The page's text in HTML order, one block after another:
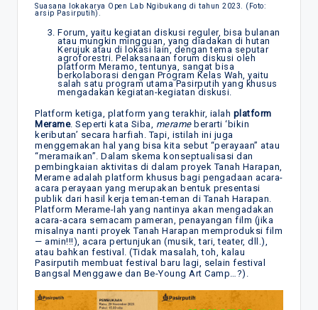
Suasana lokakarya Open Lab Ngibukang di tahun 2023. (Foto:
arsip Pasirputih).
Forum, yaitu kegiatan diskusi reguler, bisa bulanan
atau mungkin mingguan, yang diadakan di hutan
Kerujuk atau di lokasi lain, dengan tema seputar
agroforestri. Pelaksanaan forum diskusi oleh
platform Meramo, tentunya, sangat bisa
berkolaborasi dengan Program Kelas Wah, yaitu
salah satu program utama Pasirputih yang khusus
mengadakan kegiatan-kegiatan diskusi.
Platform ketiga, platform yang terakhir, ialah platform
Merame. Seperti kata Siba, merameberarti ‘bikin
keributan’ secara harfiah. Tapi, istilah ini juga
menggemakan hal yang bisa kita sebut “perayaan” atau
“meramaikan”. Dalam skema konseptualisasi dan
pembingkaian aktivitas di dalam proyek Tanah Harapan,
Merame adalah platform khusus bagi pengadaan acara-
acara perayaan yang merupakan bentuk presentasi
publik dari hasil kerja teman-teman di Tanah Harapan.
Platform Merame-lah yang nantinya akan mengadakan
acara-acara semacam pameran, penayangan film (jika
misalnya nanti proyek Tanah Harapan memproduksi film
— amin!!!), acara pertunjukan (musik, tari, teater, dll.),
atau bahkan festival. (Tidak masalah, toh, kalau
Pasirputih membuat festival baru lagi, selain festival
Bangsal Menggawe dan Be-Young Art Camp…?).